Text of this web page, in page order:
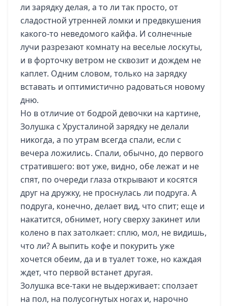
ли зарядку делая, а то ли так просто, от
сладостной утренней ломки и предвкушения
какого-то неведомого кайфа. И солнечные
лучи разрезают комнату на веселые лоскуты,
и в форточку ветром не сквозит и дождем не
каплет. Одним словом, только на зарядку
вставать и оптимистично радоваться новому
дню.
Но в отличие от бодрой девочки на картине,
Золушка с Хрусталиной зарядку не делали
никогда, а по утрам всегда спали, если с
вечера ложились. Спали, обычно, до первого
стратившего: вот уже, видно, обе лежат и не
спят, по очереди глаза открывают и косятся
друг на дружку, не проснулась ли подруга. А
подруга, конечно, делает вид, что спит; еще и
накатится, обнимет, ногу сверху закинет или
колено в пах затолкает: сплю, мол, не видишь,
что ли? А выпить кофе и покурить уже
хочется обеим, да и в туалет тоже, но каждая
ждет, что первой встанет другая.
Золушка все-таки не выдерживает: сползает
на пол, на полусогнутых ногах и, нарочно